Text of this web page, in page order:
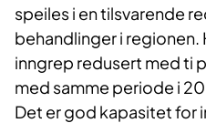
speiles i en tilsvarende
behandlinger i regionen.
inngrep redusert med ti
med samme periode i
Det er god kapasitet for